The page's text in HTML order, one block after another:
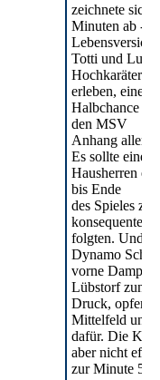
zeichnete sich
Minuten ab -
Totti und
Hochkaräter
erleben, eine
Halbchance
den MSV
Anhang
Es sollte eine
Hausherren
bis Ende
des Spieles
konsequente
folgten. Und
Dynamo
vorne Dampf
Lübstorf
Druck, opferte
Mittelfeld und
dafür. Die
aber nicht
zur Minute 59.